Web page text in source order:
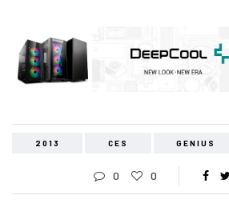
2013 CES GENIUS
0 0